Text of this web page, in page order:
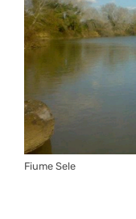
Fiume Sele